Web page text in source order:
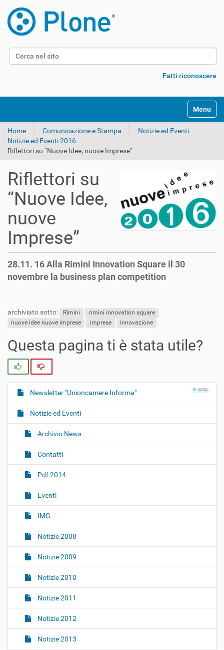
Cerca nel sito
Fatti riconoscere
Alterna
Home Comunicazione e Stampa
Notizie ed Eventi
Notizie ed Eventi 2016
Riflettori su “Nuove Idee, nuove Imprese”
Riflettori su
“Nuove Idee,
nuove
Imprese”
28.11. 16 Alla Rimini Innovation Square il 30
novembre la business plan competition
archiviato sotto: Rimini
rimini innovation square
nuove idee nuove imprese
imprese innovazione
Questa pagina ti è stata utile?
N
a
v
g
i
n
Newsletter "Unioncamere Informa"
Notizie ed Eventi
Archivio News
Contatti
Pdf 2014
Eventi
IMG
Notizie 2008
Notizie 2009
Notizie 2010
Notizie 2011
Notizie 2012
Notizie 2013